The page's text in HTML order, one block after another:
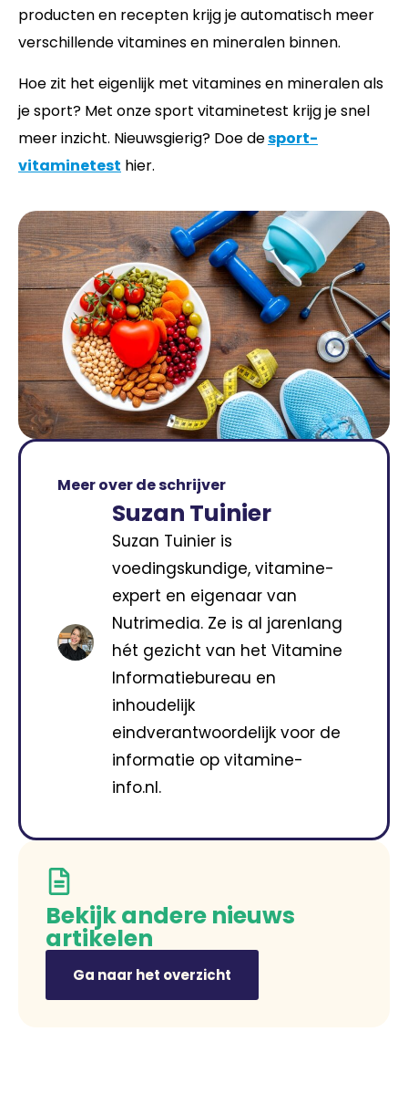
producten en recepten krijg je automatisch meer
verschillende vitamines en mineralen binnen.
Hoe zit het eigenlijk met vitamines en mineralen als
je sport? Met onze sport vitaminetest krijg je snel
meer inzicht. Nieuwsgierig? Doe desport-
vitaminetest hier.
Meer over de schrijver
Suzan Tuinier
Suzan Tuinier is
voedingskundige, vitamine-
expert en eigenaar van
Nutrimedia. Ze is al jarenlang
hét gezicht van het Vitamine
Informatiebureau en
inhoudelijk
eindverantwoordelijk voor de
informatie op vitamine-
info.nl.
Bekijk andere nieuws
artikelen
Ga naar het overzicht